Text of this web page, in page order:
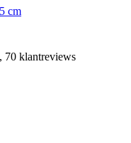
cm
70 klantreviews